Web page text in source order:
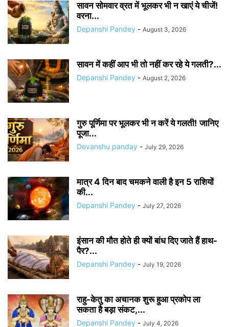
सावन सोमवार व्रत में भूलकर भी न खाएं ये चीजें!
वरना...
Depanshi Pandey - August 3, 2026
सावन में कहीं आप भी तो नहीं कर रहे ये गलती?...
Depanshi Pandey - August 2, 2026
गुरु पूर्णिमा पर भूलकर भी न करें ये गलती! जानिए
पूजा...
Devanshu panday - July 29, 2026
मात्र 4 दिन बाद चमकने वाली है इन 5 राशियों
की...
Depanshi Pandey - July 27, 2026
इंसान की मौत होते ही क्यों बांध दिए जाते हैं हाथ-
पैर?...
Depanshi Pandey - July 19, 2026
राहु-केतु का अचानक शुरू हुआ प्रकोप ला
सकता है बड़ा संकट,...
Depanshi Pandey - July 4, 2026